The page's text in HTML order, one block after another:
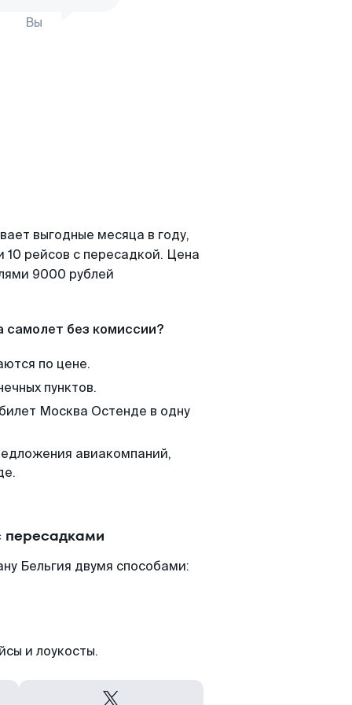
Вы
выгодные месяца в году,
рейсов с пересадкой. Цена
9000 рублей
самолет без комиссии?
по цене.
пунктов.
Москва Остенде в одну
авиакомпаний,
пересадками
Бельгия двумя способами:
и лоукосты.